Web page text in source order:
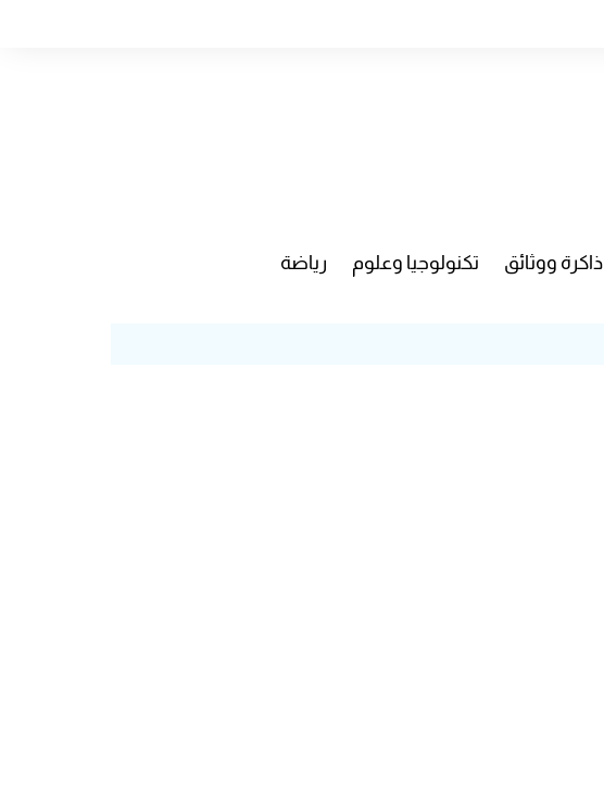
ذاكرة ووثائق تكنولوجيا وعلوم رياضة